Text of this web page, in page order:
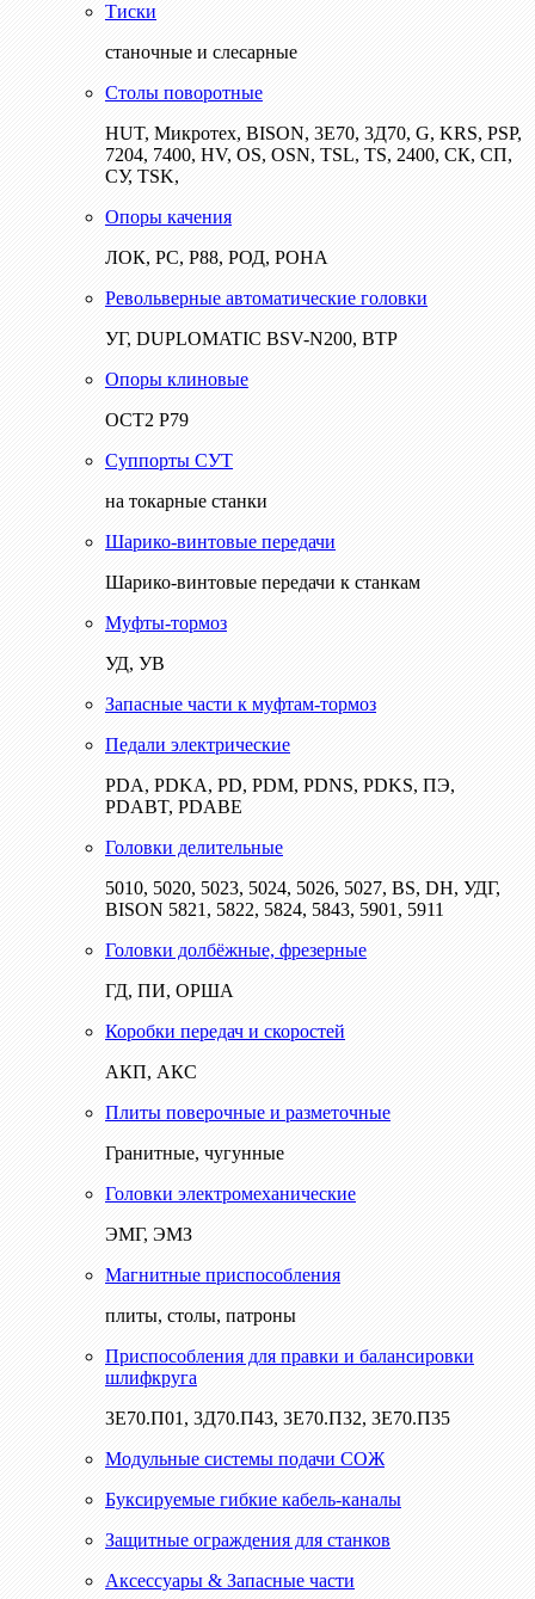
Тиски
станочные и слесарные
Столы поворотные
HUT, Микротех, BISON, 3Е70, 3Д70, G, KRS, PSP,
7204, 7400, HV, OS, OSN, TSL, TS, 2400, СК, СП,
СУ, TSK,
Опоры качения
ЛОК, РС, Р88, РОД, РОНА
Револьверные автоматические головки
УГ, DUPLOMATIC BSV-N200, ВТР
Опоры клиновые
ОСТ2 Р79
Суппорты СУТ
на токарные станки
Шарико-винтовые передачи
Шарико-винтовые передачи к станкам
Муфты-тормоз
УД, УВ
Запасные части к муфтам-тормоз
Педали электрические
PDA, PDKA, PD, PDM, PDNS, PDKS, ПЭ,
PDABT, PDABE
Головки делительные
5010, 5020, 5023, 5024, 5026, 5027, BS, DH, УДГ,
BISON 5821, 5822, 5824, 5843, 5901, 5911
Головки долбёжные, фрезерные
ГД, ПИ, ОРША
Коробки передач и скоростей
АКП, АКС
Плиты поверочные и разметочные
Гранитные, чугунные
Головки электромеханические
ЭМГ, ЭМЗ
Магнитные приспособления
плиты, столы, патроны
Приспособления для правки и балансировки
шлифкруга
3Е70.П01, 3Д70.П43, 3Е70.П32, 3Е70.П35
Модульные системы подачи СОЖ
Буксируемые гибкие кабель-каналы
Защитные ограждения для станков
Аксессуары & Запасные части